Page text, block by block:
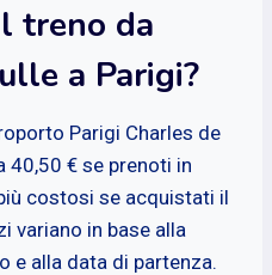
treno da
a Parigi?
Parigi Charles de
40,50 € se prenoti in
costosi se acquistati il
variano in base alla
e alla data di partenza.